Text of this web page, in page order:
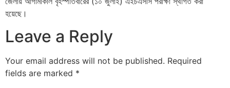
হয়েছে।
Leave a Reply
Your email address will not be published. Required
fields are marked *